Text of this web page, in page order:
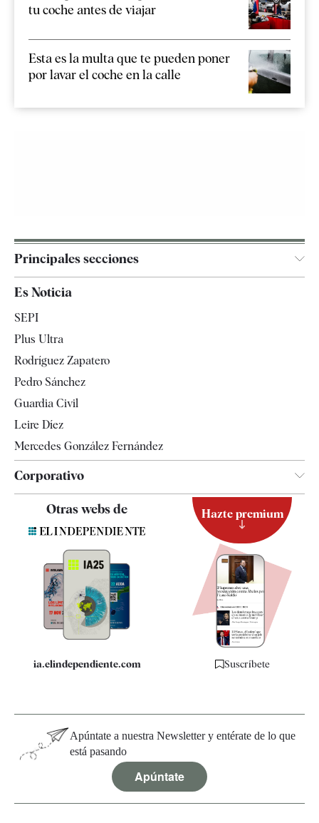
tu coche antes de viajar
Esta es la multa que te pueden poner
por lavar el coche en la calle
Principales secciones
España
Televisión
Es Noticia
SEPI
Plus Ultra
Rodríguez Zapatero
Pedro Sánchez
Guardia Civil
Leire Díez
Mercedes González Fernández
Corporativo
Contacto
Quiénes somos
Especificaciones
Otras webs de
ia.elindependiente.com
Hazte premium
Suscríbete
Apúntate a nuestra Newsletter y entérate de lo que
está pasando
Apúntate